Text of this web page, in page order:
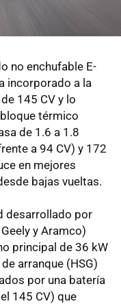
no enchufable E-
incorporado a la
145 CV y lo
térmico
de 1.6 a 1.8
a 94 CV) y 172
en mejores
bajas vueltas.
desarrollado por
y Aramco)
principal de 36 kW
arranque (HSG)
por una batería
145 CV) que